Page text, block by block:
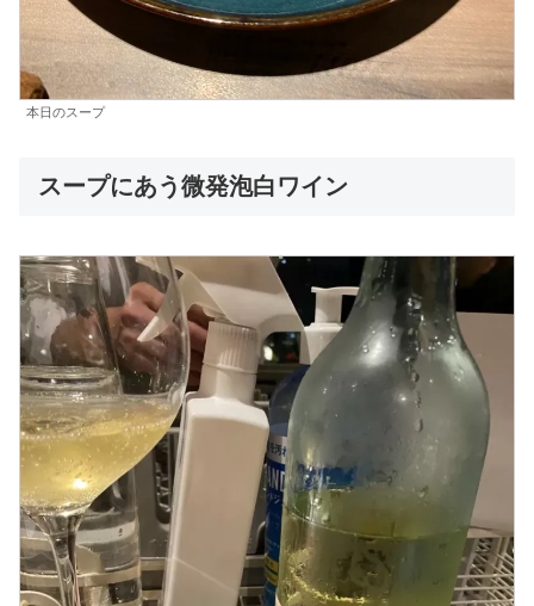
本日のスープ
スープにあう微発泡白ワイン